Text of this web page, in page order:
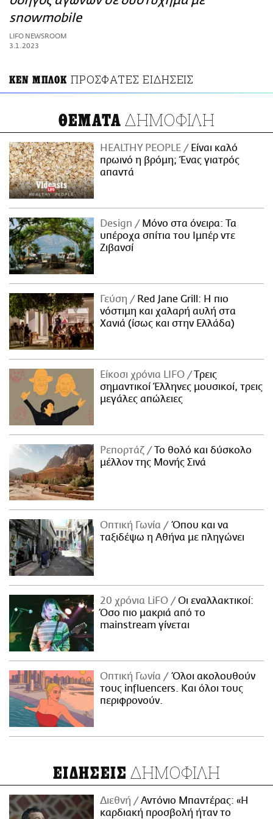
ΑΜΠΑ
PRINT
snowmobile
LIFO NEWSROOM
3.1.2023
ΚΕΝ ΜΠΛΟΚ ΠΡΟΣΦΑΤΕΣ ΕΙΔΗΣΕΙΣ
ΘΕΜΑΤΑ ΔΗΜΟΦΙΛΗ
HEALTHY PEOPLE
Είναι καλό
πρωινό η βρόμη; Ένας γιατρός
απαντά
Design
Μόνο στα όνειρα: Τα
υπέροχα σπίτια του Ιμπέρ ντε
Ζιβανσί
Γεύση
Red Jane Grill: Η πιο
νόστιμη και χαλαρή αυλή στα
Χανιά (ίσως και στην Ελλάδα)
Είκοσι χρόνια LIFO
Tρεις
σημαντικοί Έλληνες μουσικοί, τρεις
μεγάλες απώλειες
Ρεπορτάζ
Το θολό και δύσκολο
μέλλον της Μονής Σινά
Οπτική Γωνία
Όπου και να
ταξιδέψω η Αθήνα με πληγώνει
20 χρόνια LiFO
Οι εναλλακτικοί:
Όσο πιο μακριά από το
mainstream γίνεται
Οπτική Γωνία
Όλοι ακολουθούν
τους influencers. Και όλοι τους
περιφρονούν.
ΕΙΔΗΣΕΙΣ ΔΗΜΟΦΙΛΗ
Διεθνή
Αντόνιο Μπαντέρας: «Η
καρδιακή προσβολή ήταν το